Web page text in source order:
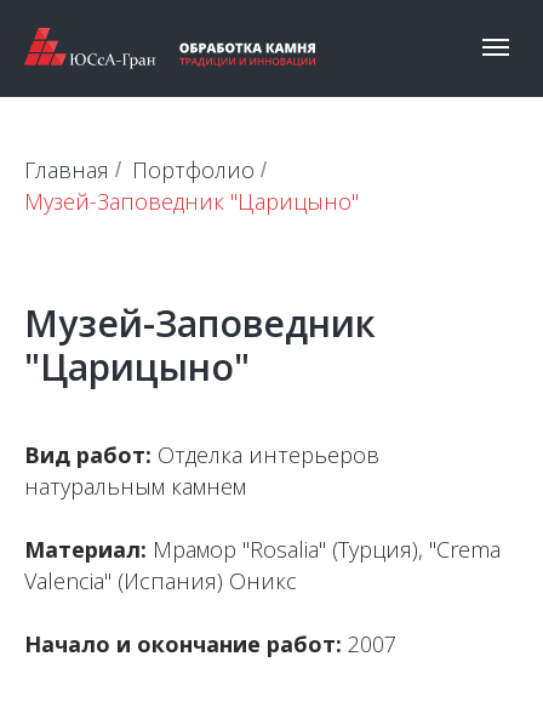
Главная / Портфолио /
Музей-Заповедник "Царицыно"
Музей-Заповедник
"Царицыно"
Вид работ: Отделка интерьеров
натуральным камнем
Материал: Мрамор "Rosalia" (Турция), "Crema
Valencia" (Испания) Оникс
Начало и окончание работ: 2007